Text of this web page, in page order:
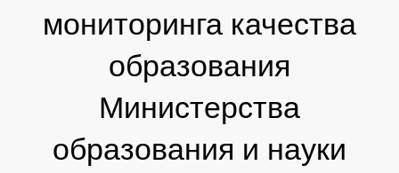
мониторинга качества
образования
Министерства
образования и науки